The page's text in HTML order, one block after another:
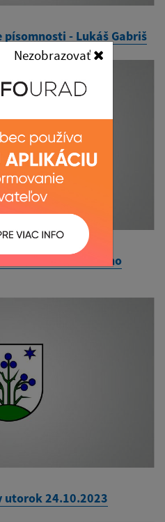
písomnosti - Lukáš Gabriš
Rozšírenie obecného
utorok 24.10.2023
Nezobrazovať